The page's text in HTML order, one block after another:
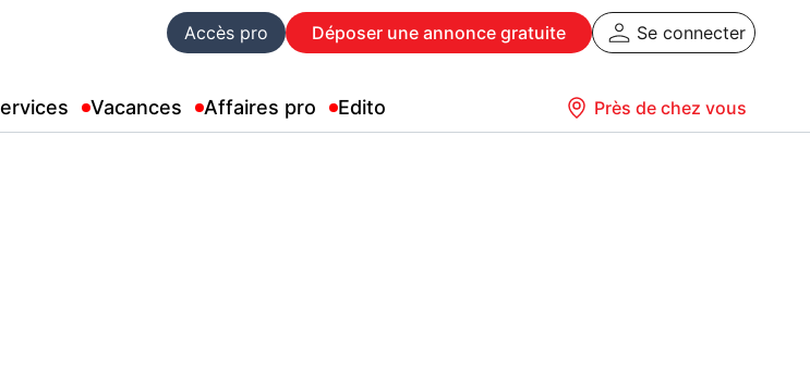
Accès pro Déposer une annonce gratuite Se connecter
Vacances Affaires pro Edito Près de chez vous